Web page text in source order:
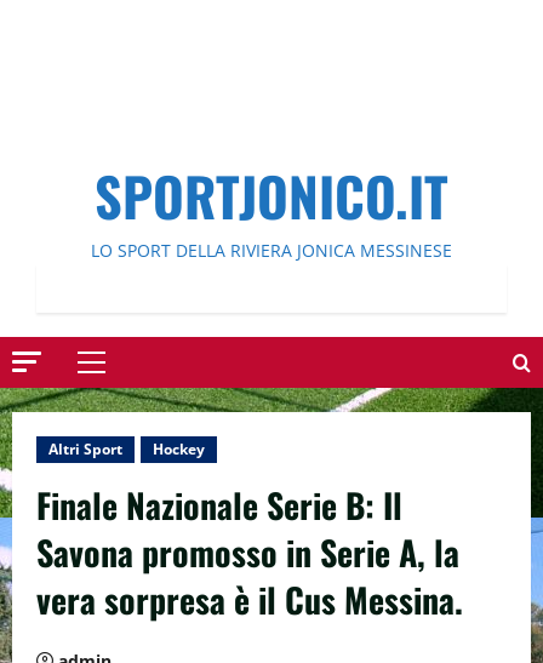
SPORTJONICO.IT
LO SPORT DELLA RIVIERA JONICA MESSINESE
Menu
principale
Altri Sport Hockey
Finale Nazionale Serie B: Il
Savona promosso in Serie A, la
vera sorpresa è il Cus Messina.